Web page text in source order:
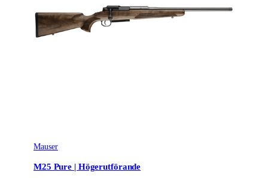
Mauser
M25 Pure | Högerutförande